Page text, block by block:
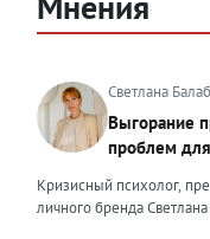
Светлана
Выгорание
проблем
Кризисный психолог,
личного бренда